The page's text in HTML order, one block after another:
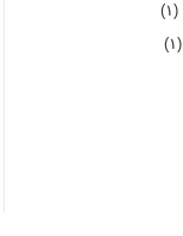
(۱)
(۱)